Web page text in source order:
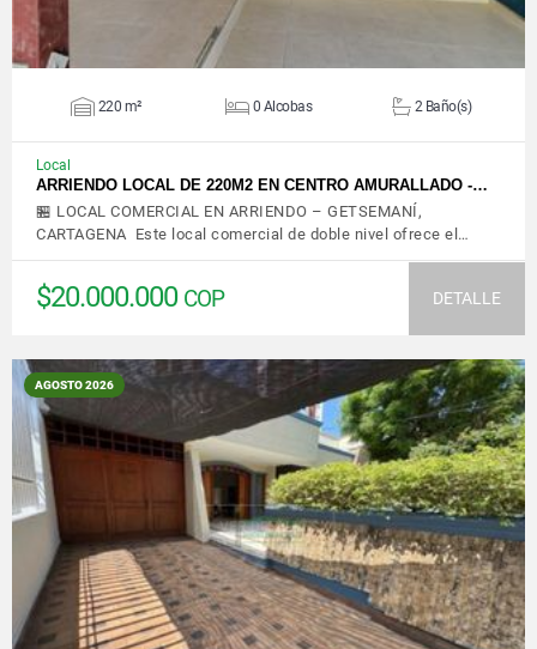
220 m² 0 Alcobas 2 Baño(s)
Local
ARRIENDO LOCAL DE 220M2 EN CENTRO AMURALLADO -…
🏪 LOCAL COMERCIAL EN ARRIENDO – GETSEMANÍ,
CARTAGENA Este local comercial de doble nivel ofrece el…
$20.000.000 COP DETALLE
AGOSTO 2026
VER DETALLES